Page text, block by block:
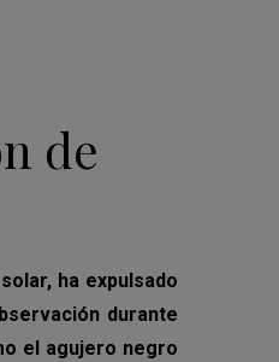
de
ha expulsado
durante
el agujero negro